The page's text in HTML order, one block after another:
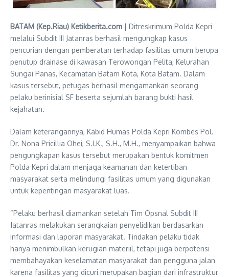
BATAM (Kep.Riau) Ketikberita.com | Ditreskrimum Polda Kepri
melalui Subdit III Jatanras berhasil mengungkap kasus
pencurian dengan pemberatan terhadap fasilitas umum berupa
penutup drainase di kawasan Terowongan Pelita, Kelurahan
Sungai Panas, Kecamatan Batam Kota, Kota Batam. Dalam
kasus tersebut, petugas berhasil mengamankan seorang
pelaku berinisial SF beserta sejumlah barang bukti hasil
kejahatan.
Dalam keterangannya, Kabid Humas Polda Kepri Kombes Pol.
Dr. Nona Pricillia Ohei, S.I.K., S.H., M.H., menyampaikan bahwa
pengungkapan kasus tersebut merupakan bentuk komitmen
Polda Kepri dalam menjaga keamanan dan ketertiban
masyarakat serta melindungi fasilitas umum yang digunakan
untuk kepentingan masyarakat luas.
“Pelaku berhasil diamankan setelah Tim Opsnal Subdit III
Jatanras melakukan serangkaian penyelidikan berdasarkan
informasi dan laporan masyarakat. Tindakan pelaku tidak
hanya menimbulkan kerugian materiil, tetapi juga berpotensi
membahayakan keselamatan masyarakat dan pengguna jalan
karena fasilitas yang dicuri merupakan bagian dari infrastruktur